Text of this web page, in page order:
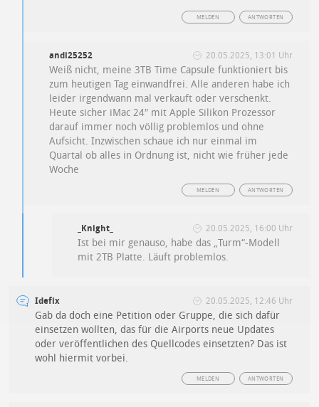
ANTWORTEN
MELDEN
andi25252 20.05.2025, 13:01 Uhr
Weiß nicht, meine 3TB Time Capsule funktioniert bis
zum heutigen Tag einwandfrei. Alle anderen habe ich
leider irgendwann mal verkauft oder verschenkt.
Heute sicher iMac 24″ mit Apple Silikon Prozessor
darauf immer noch völlig problemlos und ohne
Aufsicht. Inzwischen schaue ich nur einmal im
Quartal ob alles in Ordnung ist, nicht wie früher jede
Woche
ANTWORTEN
MELDEN
_Knight_ 20.05.2025, 16:00 Uhr
Ist bei mir genauso, habe das „Turm“-Modell
mit 2TB Platte. Läuft problemlos.
Idefix 20.05.2025, 12:46 Uhr
Gab da doch eine Petition oder Gruppe, die sich dafür
einsetzen wollten, das für die Airports neue Updates
oder veröffentlichen des Quellcodes einsetzten? Das ist
wohl hiermit vorbei.
ANTWORTEN
MELDEN